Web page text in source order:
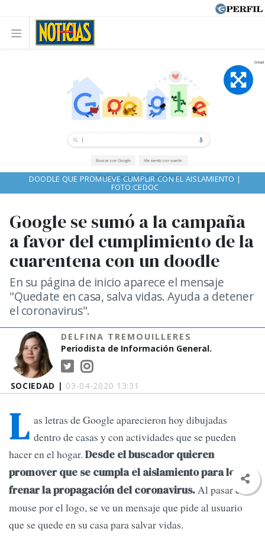
SOCIEDAD | 03-04-2020 13:31
Google se sumó a la campaña
a favor del cumplimiento de la
cuarentena con un doodle
En su página de inicio aparece el mensaje
"Quedate en casa, salva vidas. Ayuda a detener
el coronavirus".
DELFINA TREMOUILLERES
Periodista de Información General.
DOODLE QUE PROMUEVE CUMPLIR CON EL AISLAMIENTO |
FOTO:CEDOC
L as letras de Google aparecieron hoy dibujadas
dentro de casas y con actividades que se pueden
hacer en el hogar. Desde el buscador quieren
promover que se cumpla el aislamiento para lograr
frenar la propagación del coronavirus.Al pasar el
mouse por el logo, se ve un mensaje que pide al usuario
que se quede en su casa para salvar vidas.